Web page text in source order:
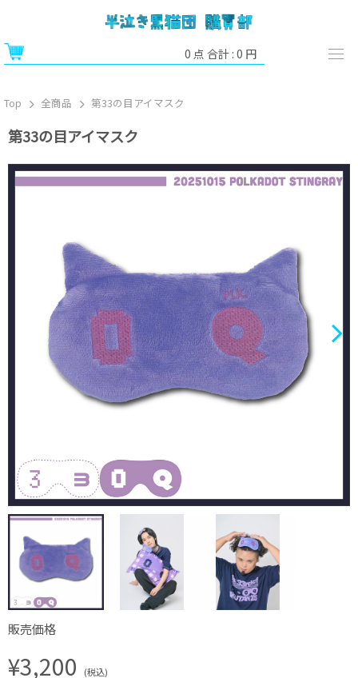
0 点 合計 : 0 円
Top 全商品 第33の目アイマスク
第33の目アイマスク
販売価格
¥3,200 (税込)